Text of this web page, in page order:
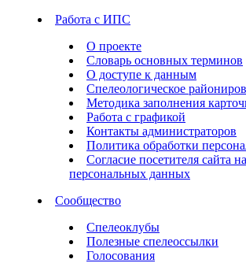
Работа с ИПС
О проекте
Словарь основных терминов
О доступе к данным
Спелеологическое
Методика заполнения
Работа с графикой
Контакты администраторов
Политика обработки
Согласие посетителя сайта
персональных данных
Сообщество
Спелеоклубы
Полезные спелеоссылки
Голосования